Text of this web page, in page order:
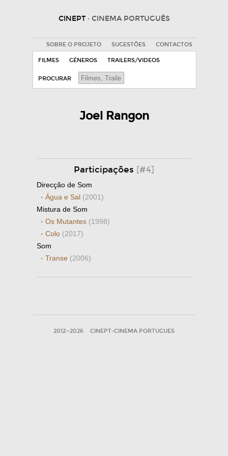
CINEPT · CINEMA PORTUGUÊS
SOBRE O PROJETO SUGESTÕES CONTACTOS
FILMES GÉNEROS TRAILERS/VIDEOS
PROCURAR
Joel Rangon
Participações [#4]
Direcção de Som
· Água e Sal (2001)
Mistura de Som
· Os Mutantes (1998)
· Colo (2017)
Som
· Transe (2006)
2012—2026 CINEPT-CINEMA PORTUGUES